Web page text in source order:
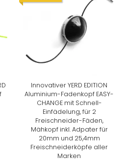
Innovativer YERD EDITION
Aluminium-Fadenkopf EASY-
CHANGE mit Schnell-
Einfädelung, für 2
Freischneider-Fäden,
Mähkopf inkl. Adpater für
20mm und 25,4mm
Freischneiderköpfe aller
Marken